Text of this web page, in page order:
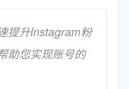
提升Instagram粉
助您实现账号的